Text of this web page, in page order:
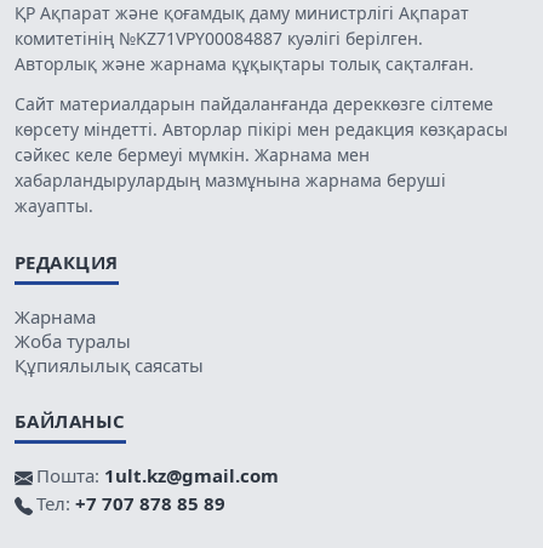
ҚР Ақпарат және қоғамдық даму министрлігі Ақпарат
комитетінің №KZ71VPY00084887 куәлігі берілген.
Авторлық және жарнама құқықтары толық сақталған.
Сайт материалдарын пайдаланғанда дереккөзге сілтеме
көрсету міндетті. Авторлар пікірі мен редакция көзқарасы
сәйкес келе бермеуі мүмкін. Жарнама мен
хабарландырулардың мазмұнына жарнама беруші
жауапты.
РЕДАКЦИЯ
Жарнама
Жоба туралы
Құпиялылық саясаты
БАЙЛАНЫС
Пошта: 1ult.kz@gmail.com
Тел: +7 707 878 85 89